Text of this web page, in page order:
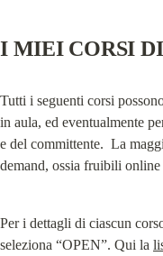
I MIEI CORSI
Tutti i seguenti corsi
in aula, ed eventualmente
e del committente.  La
demand, ossia fruibili
Per i dettagli di ciascun
seleziona “OPEN”. Qui la